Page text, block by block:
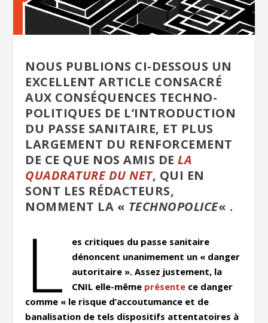
NOUS PUBLIONS CI-DESSOUS UN
EXCELLENT ARTICLE CONSACRÉ
AUX CONSÉQUENCES TECHNO-
POLITIQUES DE L’INTRODUCTION
DU PASSE SANITAIRE, ET PLUS
LARGEMENT DU RENFORCEMENT
DE CE QUE NOS AMIS DELA
QUADRATURE DU NET, QUI EN
SONT LES RÉDACTEURS,
NOMMENT LA « TECHNOPOLICE« .
L
es critiques du passe sanitaire
dénoncent unanimement un « danger
autoritaire ». Assez justement, la
CNIL elle-même présente ce danger
comme « le risque d’accoutumance et de
banalisation de tels dispositifs attentatoires à